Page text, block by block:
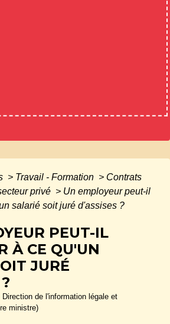
> Travail - Formation > Contrats
privé > Un employeur peut-il
salarié soit juré d'assises ?
PEUT-IL
À CE QU'UN
JURÉ
de l'information légale et
ministre)